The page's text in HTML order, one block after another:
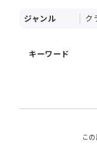
ジャンル ク
キーワード
こ